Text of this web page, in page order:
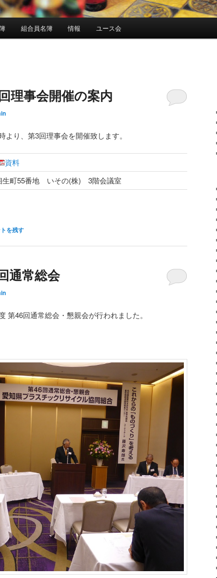
組合員名簿 情報 ユース会
理事会開催の案内
り、第3回理事会を開催致します。
資料
生町55番地 いその(株) 3階会議室
を残す
通常総会
第46回通常総会・懇親会が行われました。